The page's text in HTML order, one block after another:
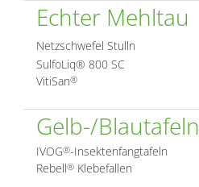
Echter Mehltau
Netzschwefel Stulln
SulfoLiq® 800 SC
VitiSan®
Gelb-/Blautafeln
IVOG®-Insektenfangtafeln
Rebell®Klebefallen